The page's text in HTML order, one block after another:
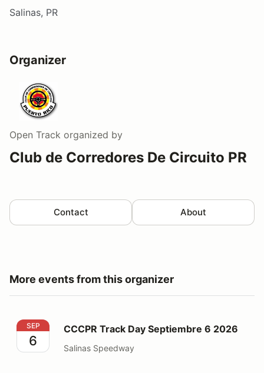
Salinas, PR
Organizer
Open Track organized by
Club de Corredores De Circuito PR
Contact About
More events from this organizer
CCCPR Track Day Septiembre 6 2026
SEP
6
CCCPR Track Day Septiembre 6 2026
Salinas Speedway